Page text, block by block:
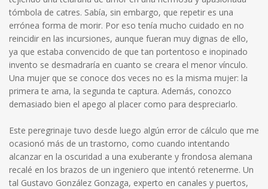
tómbola de catres. Sabía, sin embargo, que repetir es una
errónea forma de morir. Por eso tenía mucho cuidado en no
reincidir en las incursiones, aunque fueran muy dignas de ello,
ya que estaba convencido de que tan portentoso e inopinado
invento se desmadraría en cuanto se creara el menor vínculo.
Una mujer que se conoce dos veces no es la misma mujer: la
primera te ama, la segunda te captura. Además, conozco
demasiado bien el apego al placer como para despreciarlo.
Este peregrinaje tuvo desde luego algún error de cálculo que me
ocasionó más de un trastorno, como cuando intentando
alcanzar en la oscuridad a una exuberante y frondosa alemana
recalé en los brazos de un ingeniero que intentó retenerme. Un
tal Gustavo González Gonzaga, experto en canales y puertos,